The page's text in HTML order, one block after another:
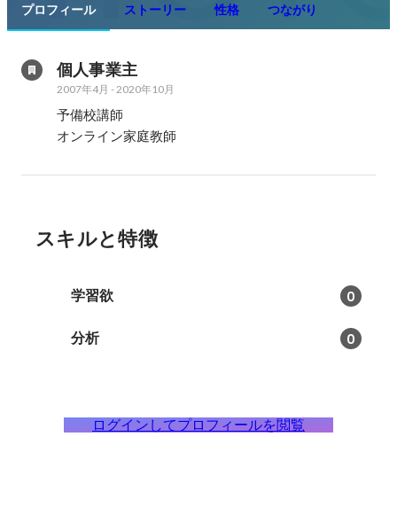
プロフィール ストーリー 性格 つながり
個人事業主
2007年4月 -2020年10月
予備校講師
オンライン家庭教師
スキルと特徴
学習欲 0
分析 0
ログインしてプロフィールを閲覧